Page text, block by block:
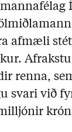
afmæli
renna,
svari við